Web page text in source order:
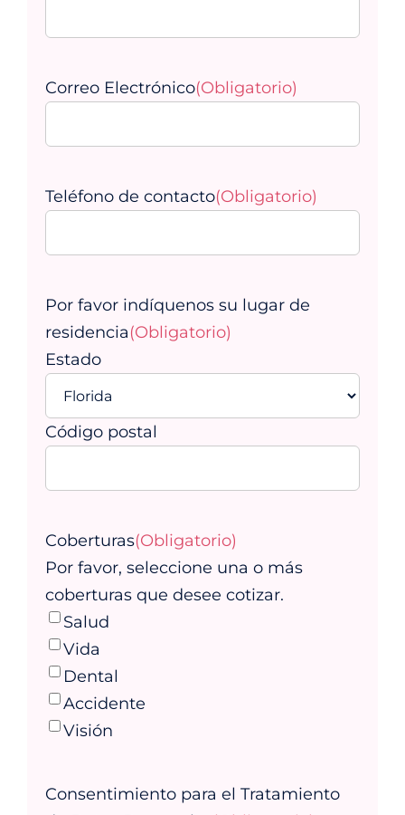
Correo Electrónico(Obligatorio)
Teléfono de contacto(Obligatorio)
Por favor indíquenos su lugar de
residencia(Obligatorio)
Estado
Código postal
Coberturas(Obligatorio)
Por favor, seleccione una o más
coberturas que desee cotizar.
Salud
Vida
Dental
Accidente
Visión
Consentimiento para el Tratamiento